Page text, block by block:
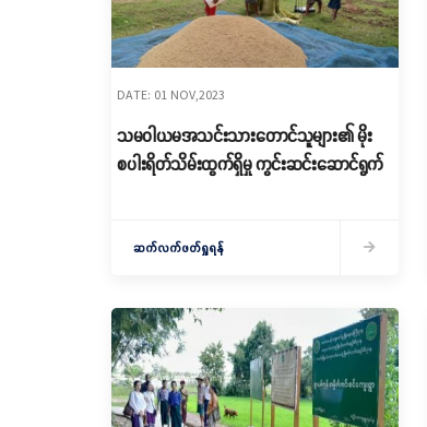
DATE: 01 NOV,2023
သမဝါယမအသင်းသားတောင်သူများ၏ မိုး
စပါးရိတ်သိမ်းထွက်ရှိမှု ကွင်းဆင်းဆောင်ရွက်
ဆက်လက်ဖတ်ရှုရန်